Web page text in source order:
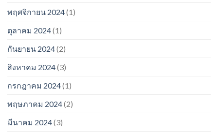
พฤศจิกายน 2024(1)
ตุลาคม 2024(1)
กันยายน 2024(2)
สิงหาคม 2024(3)
กรกฎาคม 2024(1)
พฤษภาคม 2024(2)
มีนาคม 2024(3)